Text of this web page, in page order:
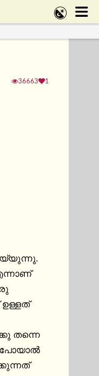
36663 1
ഉള്ളത്
തന്നെ
പോയാൽ